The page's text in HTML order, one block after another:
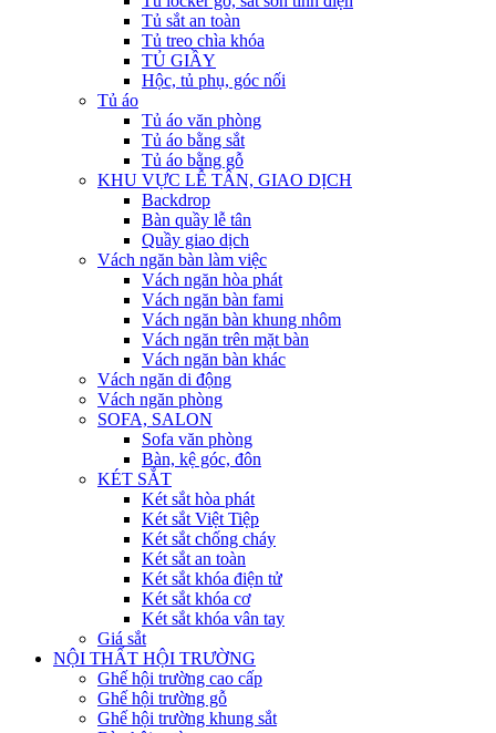
Tủ sắt an toàn
Tủ treo chìa khóa
TỦ GIẦY
Hộc, tủ phụ, góc nối
Tủ áo
Tủ áo văn phòng
Tủ áo bằng sắt
Tủ áo bằng gỗ
KHU VỰC LỄ TÂN, GIAO DỊCH
Backdrop
Bàn quầy lễ tân
Quầy giao dịch
Vách ngăn bàn làm việc
Vách ngăn hòa phát
Vách ngăn bàn fami
Vách ngăn bàn khung nhôm
Vách ngăn trên mặt bàn
Vách ngăn bàn khác
Vách ngăn di động
Vách ngăn phòng
SOFA, SALON
Sofa văn phòng
Bàn, kệ góc, đôn
KÉT SẮT
Két sắt hòa phát
Két sắt Việt Tiệp
Két sắt chống cháy
Két sắt an toàn
Két sắt khóa điện tử
Két sắt khóa cơ
Két sắt khóa vân tay
Giá sắt
NỘI THẤT HỘI TRƯỜNG
Ghế hội trường cao cấp
Ghế hội trường gỗ
Ghế hội trường khung sắt